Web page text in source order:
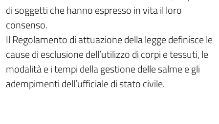
di soggetti che hanno espresso in vita il loro
consenso.
Il Regolamento di attuazione della legge definisce le
cause di esclusione dell’utilizzo di corpi e tessuti, le
modalità e i tempi della gestione delle salme e gli
adempimenti dell’ufficiale di stato civile.